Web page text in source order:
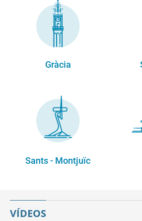
Gràcia
Sants - Montjuïc
VÍDEOS